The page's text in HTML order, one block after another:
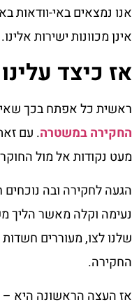
אנו נמצאים באי-וודאות
אינן מכוונות ישירות אלינו.
אז כיצד
ראשית כל אפתח בכך
החקירה במשטרה. עם
מעט נקודות אל מול
הגעה לחקירה ובה נוכחים
נעימה וקלה מאשר הליך
שלנו לצו, מעוררים
החקירה.
אז העצה הראשונה היא –